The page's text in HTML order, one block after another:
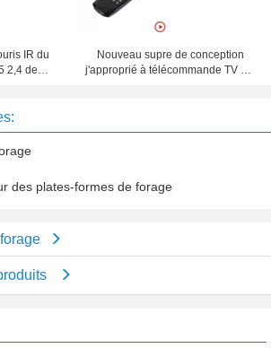
IR du
2,4 de
Nouveau supre de conception
j'approprié à télécommande TV G7
de Linux
des plates-formes de forage